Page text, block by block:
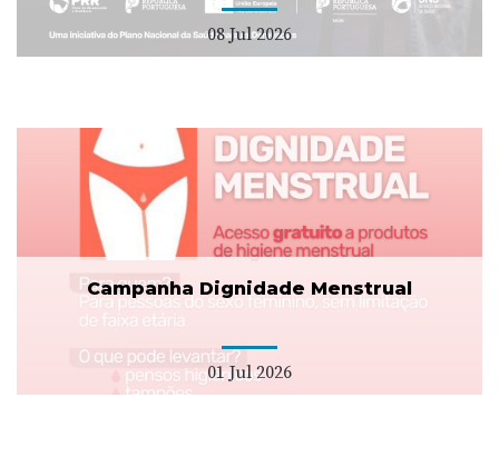
08 Jul 2026
Campanha Dignidade Menstrual
01 Jul 2026